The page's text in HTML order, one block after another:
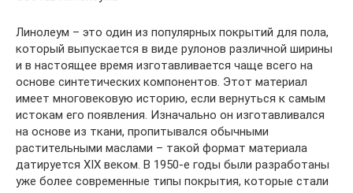
Линолеум – это один из популярных покрытий для пола,
который выпускается в виде рулонов различной ширины
и в настоящее время изготавливается чаще всего на
основе синтетических компонентов. Этот материал
имеет многовековую историю, если вернуться к самым
истокам его появления. Изначально он изготавливался
на основе из ткани, пропитывался обычными
растительными маслами – такой формат материала
датируется ХIХ веком. В 1950-е годы были разработаны
уже более современные типы покрытия, которые стали